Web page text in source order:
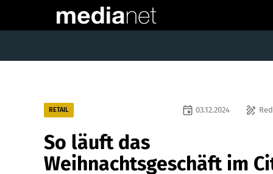
RETAIL draw
event 03.12.2024
So läuft das
Weihnachtsgeschäft im